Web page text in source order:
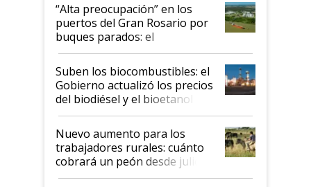
“Alta preocupación” en los
puertos del Gran Rosario por
buques parados: el
funcionamiento de las
exportadoras en tensión tras
la medida de fuerza de los
prácticos
Suben los biocombustibles: el
Gobierno actualizó los precios
del biodiésel y el bioetanol
Nuevo aumento para los
trabajadores rurales: cuánto
cobrará un peón desde julio